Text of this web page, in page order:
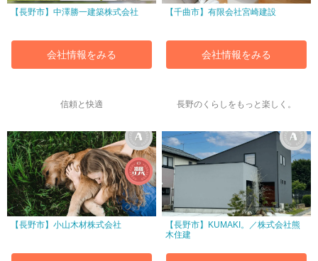
【長野市】中澤勝一建築株式会社
会社情報をみる
【千曲市】有限会社宮崎建設
会社情報をみる
信頼と快適
【長野市】小山木材株式会社
長野のくらしをもっと楽しく。
【長野市】KUMAKI。／株式会社熊
木住建